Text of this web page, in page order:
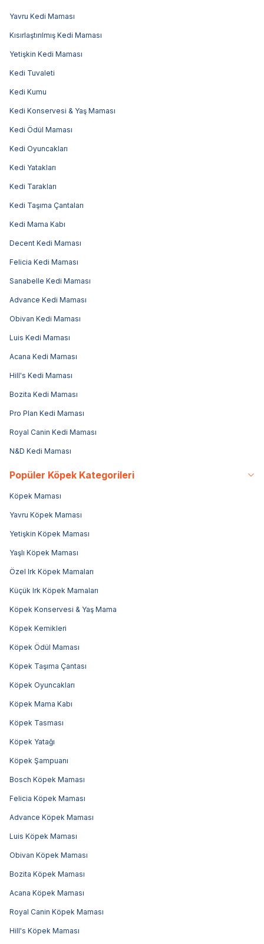
Yavru Kedi Maması
Kısırlaştırılmış Kedi Maması
Yetişkin Kedi Maması
Kedi Tuvaleti
Kedi Kumu
Kedi Konservesi & Yaş Maması
Kedi Ödül Maması
Kedi Oyuncakları
Kedi Yatakları
Kedi Tarakları
Kedi Taşıma Çantaları
Kedi Mama Kabı
Decent Kedi Maması
Felicia Kedi Maması
Sanabelle Kedi Maması
Advance Kedi Maması
Obivan Kedi Maması
Luis Kedi Maması
Acana Kedi Maması
Hill's Kedi Maması
Bozita Kedi Maması
Pro Plan Kedi Maması
Royal Canin Kedi Maması
N&D Kedi Maması
Popüler Köpek Kategorileri
Köpek Maması
Yavru Köpek Maması
Yetişkin Köpek Maması
Yaşlı Köpek Maması
Özel Irk Köpek Mamaları
Küçük Irk Köpek Mamaları
Köpek Konservesi & Yaş Mama
Köpek Kemikleri
Köpek Ödül Maması
Köpek Taşıma Çantası
Köpek Oyuncakları
Köpek Mama Kabı
Köpek Tasması
Köpek Yatağı
Köpek Şampuanı
Bosch Köpek Maması
Felicia Köpek Maması
Advance Köpek Maması
Luis Köpek Maması
Obivan Köpek Maması
Bozita Köpek Maması
Acana Köpek Maması
Royal Canin Köpek Maması
Hill's Köpek Maması